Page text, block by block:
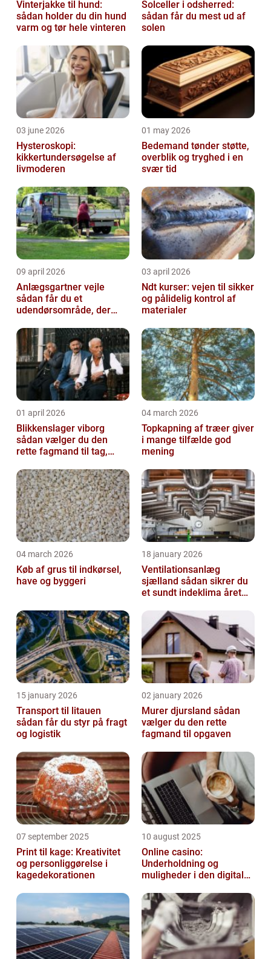
Vinterjakke til hund:
sådan holder du din hund
varm og tør hele vinteren
Solceller i odsherred:
sådan får du mest ud af
solen
03 june 2026
Hysteroskopi:
kikkertundersøgelse af
livmoderen
01 may 2026
Bedemand tønder støtte,
overblik og tryghed i en
svær tid
09 april 2026
Anlægsgartner vejle
sådan får du et
udendørsområde, der
03 april 2026
Ndt kurser: vejen til sikker
og pålidelig kontrol af
materialer
01 april 2026
Blikkenslager viborg
sådan vælger du den
rette fagmand til tag,
04 march 2026
Topkapning af træer giver
i mange tilfælde god
mening
04 march 2026
Køb af grus til indkørsel,
have og byggeri
18 january 2026
Ventilationsanlæg
sjælland sådan sikrer du
et sundt indeklima året
15 january 2026
Transport til litauen
sådan får du styr på fragt
og logistik
02 january 2026
Murer djursland sådan
vælger du den rette
fagmand til opgaven
07 september 2025
Print til kage: Kreativitet
og personliggørelse i
kagedekorationen
10 august 2025
Online casino:
Underholdning og
muligheder i den digitale